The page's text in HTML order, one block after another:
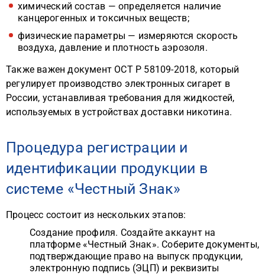
химический состав — определяется наличие
канцерогенных и токсичных веществ;
физические параметры — измеряются скорость
воздуха, давление и плотность аэрозоля.
Также важен документ ОСТ Р 58109-2018, который
регулирует производство электронных сигарет в
России, устанавливая требования для жидкостей,
используемых в устройствах доставки никотина.
Процедура регистрации и
идентификации продукции в
системе «Честный Знак»
Процесс состоит из нескольких этапов:
Создание профиля. Создайте аккаунт на
платформе «Честный Знак». Соберите документы,
подтверждающие право на выпуск продукции,
электронную подпись (ЭЦП) и реквизиты